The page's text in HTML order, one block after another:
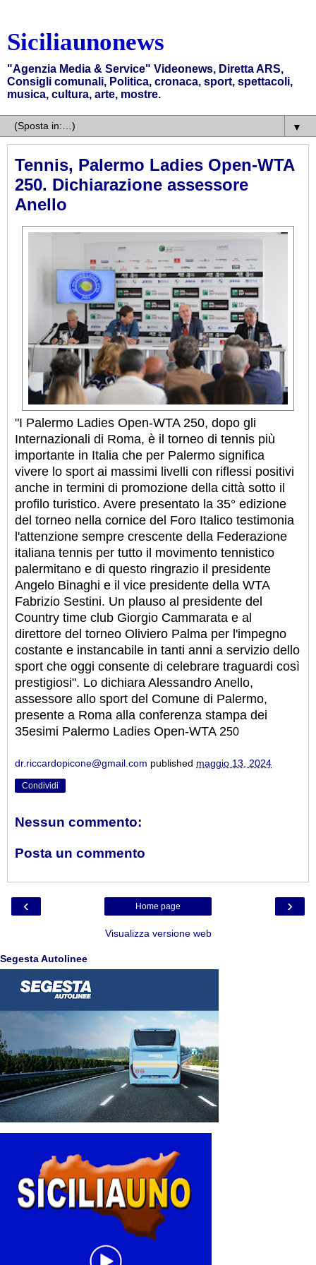
Siciliaunonews
"Agenzia Media & Service" Videonews, Diretta ARS,
Consigli comunali, Politica, cronaca, sport, spettacoli,
musica, cultura, arte, mostre.
▼
Tennis, Palermo Ladies Open-WTA
250. Dichiarazione assessore
Anello
"I Palermo Ladies Open-WTA 250, dopo gli
Internazionali di Roma, è il torneo di tennis più
importante in Italia che per Palermo significa
vivere lo sport ai massimi livelli con riflessi positivi
anche in termini di promozione della città sotto il
profilo turistico. Avere presentato la 35° edizione
del torneo nella cornice del Foro Italico testimonia
l'attenzione sempre crescente della Federazione
italiana tennis per tutto il movimento tennistico
palermitano e di questo ringrazio il presidente
Angelo Binaghi e il vice presidente della WTA
Fabrizio Sestini. Un plauso al presidente del
Country time club Giorgio Cammarata e al
direttore del torneo Oliviero Palma per l'impegno
costante e instancabile in tanti anni a servizio dello
sport che oggi consente di celebrare traguardi così
prestigiosi". Lo dichiara Alessandro Anello,
assessore allo sport del Comune di Palermo,
presente a Roma alla conferenza stampa dei
35esimi Palermo Ladies Open-WTA 250
dr.riccardopicone@gmail.com published maggio 13, 2024
Condividi
Nessun commento:
Posta un commento
‹ ›
Home page
Visualizza versione web
Segesta Autolinee